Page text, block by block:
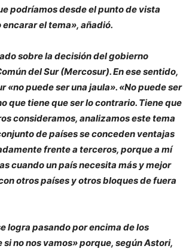
podríamos desde el punto de vista
el tema», añadió.
sobre la decisión del gobierno
del Sur (Mercosur). En ese sentido,
puede ser una jaula». «No puede ser
que tiene que ser lo contrario. Tiene que
consideramos, analizamos este tema
de países se conceden ventajas
frente a terceros, porque a mí
cuando un país necesita más y mejor
otros países y otros bloques de fuera
logra pasando por encima de los
no nos vamos» porque, según Astori,